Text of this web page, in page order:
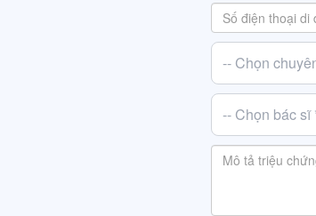
-- Chọn
-- Chọn bác sĩ